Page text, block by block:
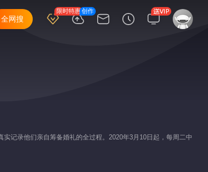
限时特惠创作
全网搜
记录他们亲自筹备婚礼的全过程。2020年3月10日起，每周二中